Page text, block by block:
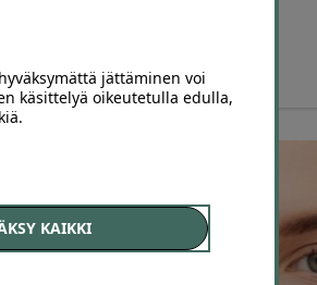
34 ,90€ 27,00
jättäminen voi
käsittelyä oikeutetulla edulla,
KAIKKI